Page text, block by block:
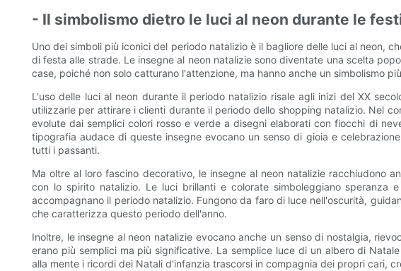
- Il simbolismo dietro le luci al neon durante le
Uno dei simboli più iconici del periodo natalizio è il bagliore delle luci al neon,
di festa alle strade. Le insegne al neon natalizie sono diventate una scelta
case, poiché non solo catturano l'attenzione, ma hanno anche un simbolismo
L'uso delle luci al neon durante il periodo natalizio risale agli inizi del XX
utilizzarle per attirare i clienti durante il periodo dello shopping natalizio. Nel
evolute dai semplici colori rosso e verde a disegni elaborati con fiocchi di
tipografia audace di queste insegne evocano un senso di gioia e
tutti i passanti.
Ma oltre al loro fascino decorativo, le insegne al neon natalizie racchiudono
con lo spirito natalizio. Le luci brillanti e colorate simboleggiano speranza
accompagnano il periodo natalizio. Fungono da faro di luce nell'oscurità,
che caratterizza questo periodo dell'anno.
Inoltre, le insegne al neon natalizie evocano anche un senso di nostalgia,
erano più semplici ma più significative. La semplice luce di un albero di
alla mente i ricordi dei Natali d'infanzia trascorsi in compagnia dei propri cari,